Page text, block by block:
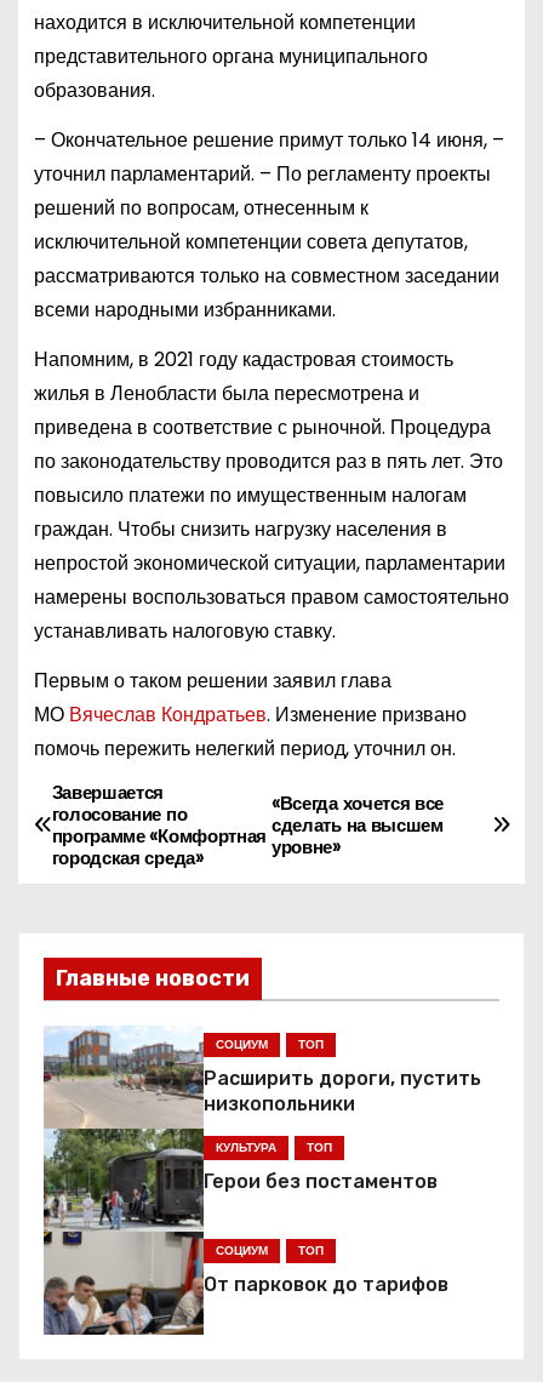
находится в исключительной компетенции
представительного органа муниципального
образования.
– Окончательное решение примут только 14 июня, –
уточнил парламентарий. – По регламенту проекты
решений по вопросам, отнесенным к
исключительной компетенции совета депутатов,
рассматриваются только на совместном заседании
всеми народными избранниками.
Напомним, в 2021 году кадастровая стоимость
жилья в Ленобласти была пересмотрена и
приведена в соответствие с рыночной. Процедура
по законодательству проводится раз в пять лет. Это
повысило платежи по имущественным налогам
граждан. Чтобы снизить нагрузку населения в
непростой экономической ситуации, парламентарии
намерены воспользоваться правом самостоятельно
устанавливать налоговую ставку.
Первым о таком решении заявил глава
МО Вячеслав Кондратьев. Изменение призвано
помочь пережить нелегкий период, уточнил он.
Н
а
и
г
а
ц
и
я
п
о
«Всегда хочется все
сделать на высшем
уровне»
Завершается
голосование по
программе «Комфортная
городская среда»
Главные новости
СОЦИУМ ТОП
Расширить дороги, пустить
низкопольники
КУЛЬТУРА ТОП
Герои без постаментов
СОЦИУМ ТОП
От парковок до тарифов